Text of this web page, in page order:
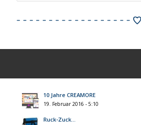
10 Jahre CREAMORE
19. Februar 2016 - 5:10
Ruck-Zuck…